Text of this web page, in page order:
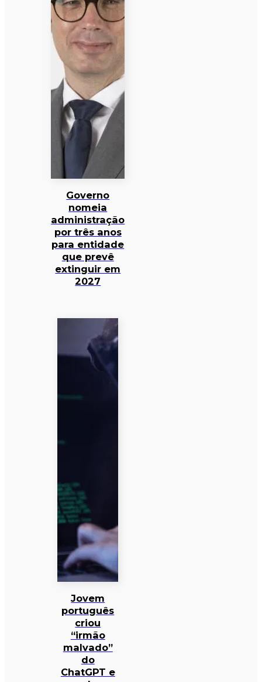
Governo
nomeia
administração
por três anos
para entidade
que prevê
extinguir em
2027
Jovem
português
criou
“irmão
malvado”
do
ChatGPT e